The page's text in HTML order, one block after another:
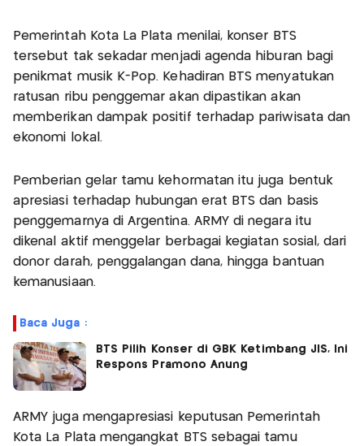
Pemerintah Kota La Plata menilai, konser BTS
tersebut tak sekadar menjadi agenda hiburan bagi
penikmat musik K-Pop. Kehadiran BTS menyatukan
ratusan ribu penggemar akan dipastikan akan
memberikan dampak positif terhadap pariwisata dan
ekonomi lokal.
Pemberian gelar tamu kehormatan itu juga bentuk
apresiasi terhadap hubungan erat BTS dan basis
penggemarnya di Argentina. ARMY di negara itu
dikenal aktif menggelar berbagai kegiatan sosial, dari
donor darah, penggalangan dana, hingga bantuan
kemanusiaan.
Baca Juga :
BTS Pilih Konser di GBK Ketimbang JIS, Ini
Respons Pramono Anung
ARMY juga mengapresiasi keputusan Pemerintah
Kota La Plata mengangkat BTS sebagai tamu